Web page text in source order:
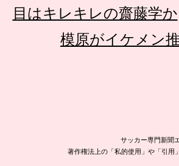
目はキレキレの齋藤学か
模原がイケメン
サッカー専門新聞
著作権法上の「私的使用」や「引用